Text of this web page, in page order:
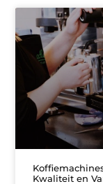
Kwaliteit en